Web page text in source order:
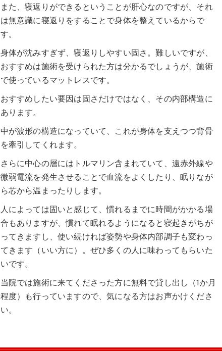
また、寝返りができるということが肝心なのですが、それ
は無意識に寝返りをすることで身体を整えているからで
す。
身体が沈みすぎず、寝返りしやすい固さ。難しいですが、
おすすめは施術を受けられた方は分かるでしょうが、施術
で使っているマットレスです。
おすすめしたい要因は固さだけではなく、その内部構造に
あります。
中が波形の構造になっていて、これが身体を支えつつ背骨
を牽引してくれます。
さらに中心の層にはトルマリン含まれていて、遠赤外線や
微弱電流を発生させることで血流をよくしたり、眠りなが
ら芯から温まったりします。
人によっては固いと感じて、慣れるまでに時間がかかる場
合もありますが、慣れて眠れるようになると寝起きがちが
ってきますし、使い続ければ姿勢や身体内部調子も変わっ
てきます（いい方に）。ぜひ多くの人に味わってもらいた
いです。
当院では施術に来てくださった方に無料で貸し出し（1か月
程度）も行っていますので、気になる方はお声かけくださ
い。